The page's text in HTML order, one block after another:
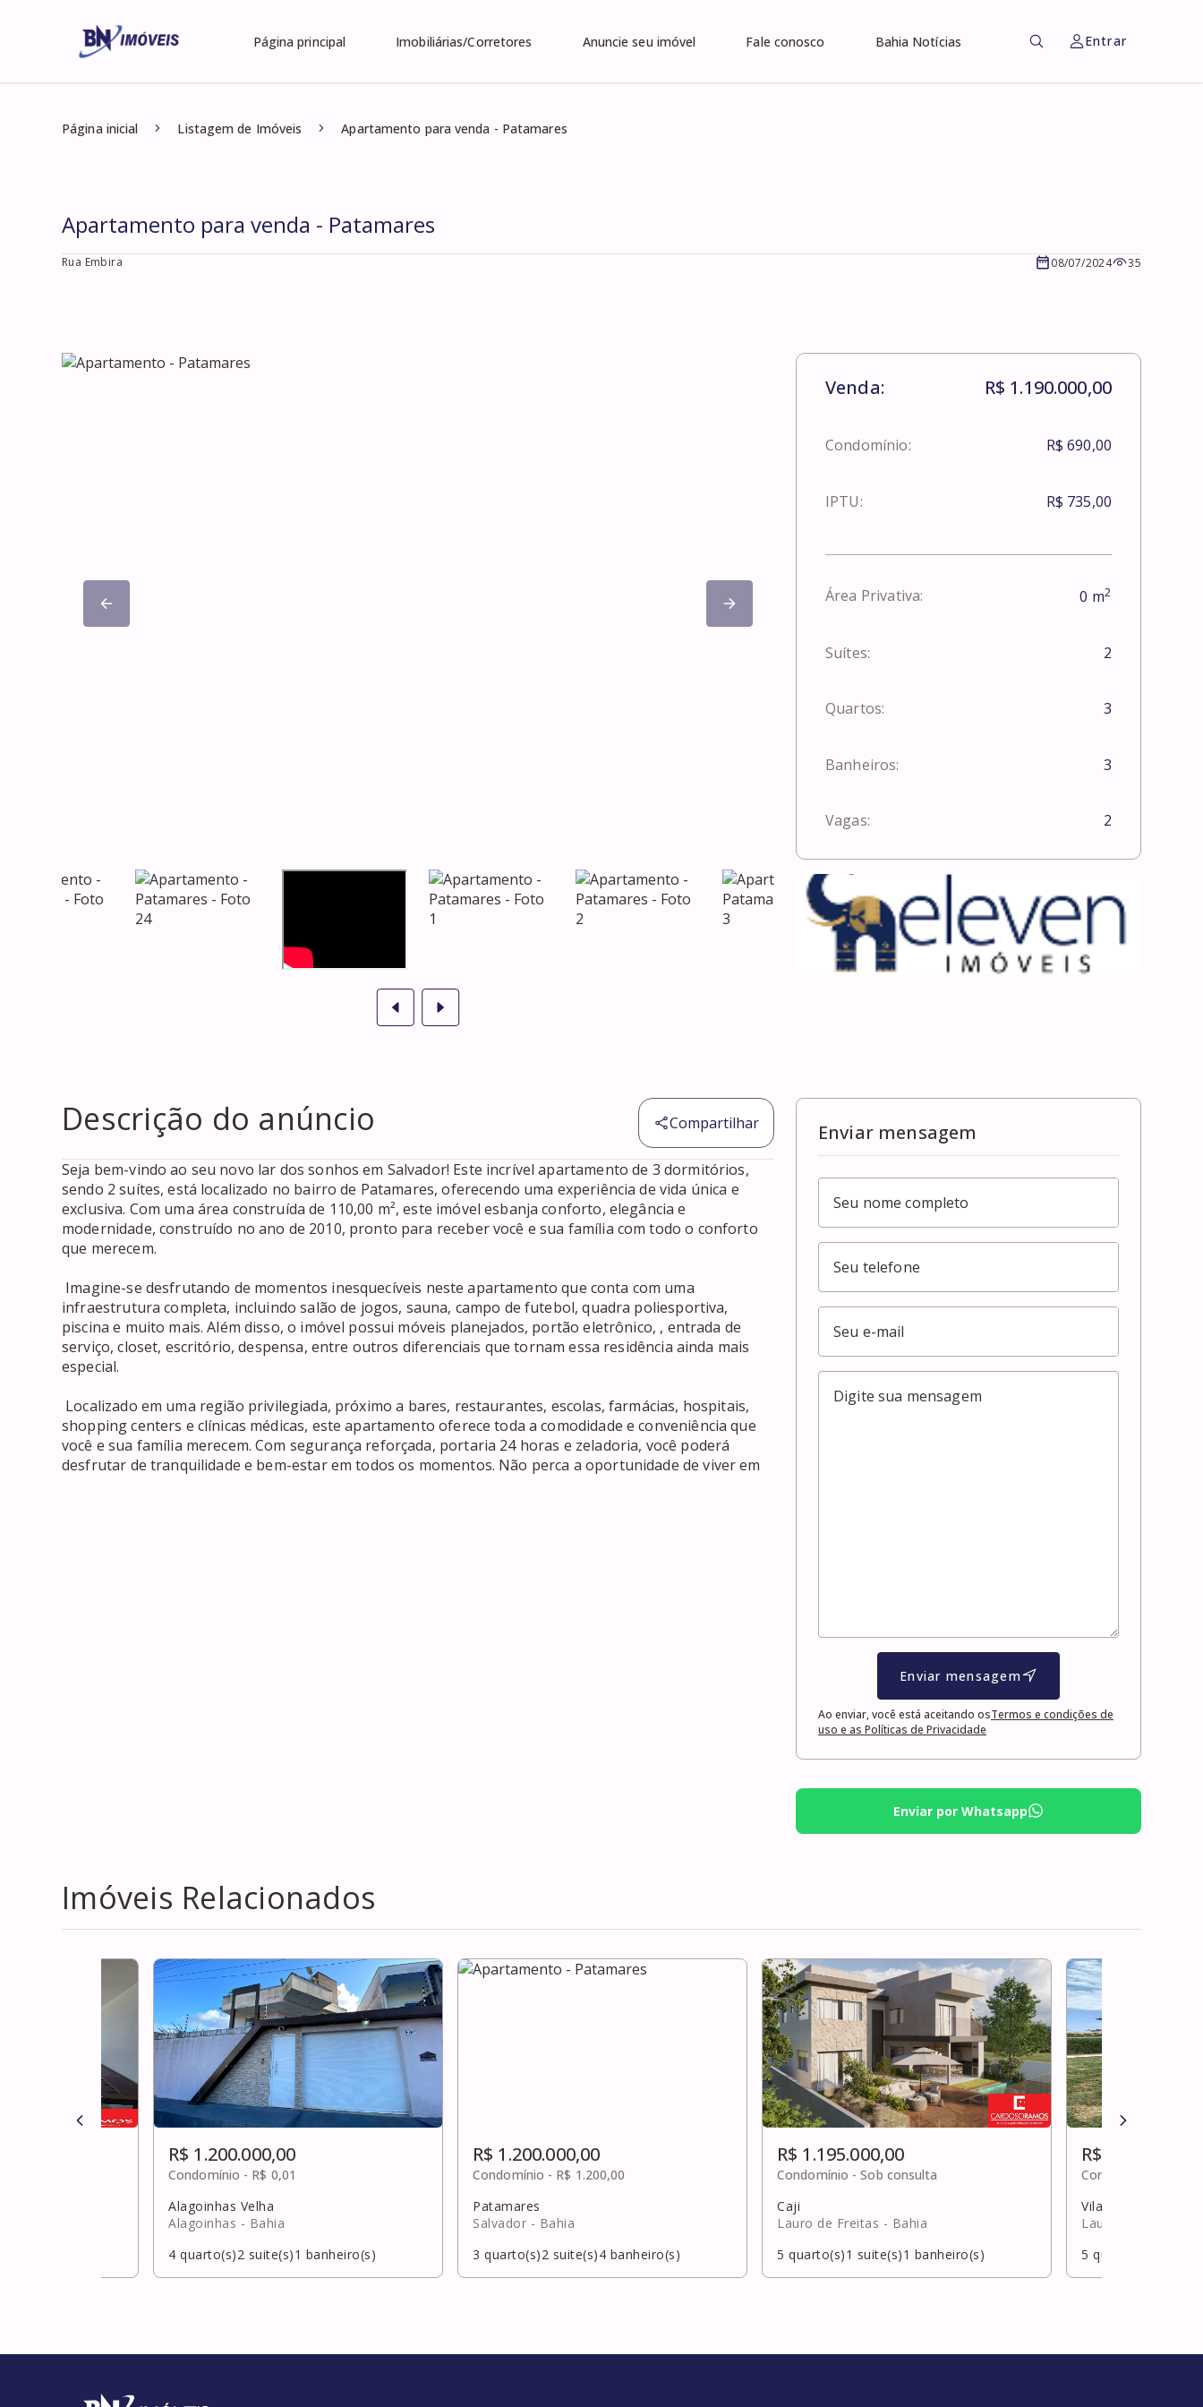
Página principal Imobiliárias/Corretores Anuncie seu imóvel Fale conosco Bahia Notícias Entrar
Página inicial Listagem de Imóveis Apartamento para venda - Patamares
Apartamento para venda - Patamares
Rua Embira 08/07/2024 35
Venda: R$ 1.190.000,00
Condomínio: R$ 690,00
IPTU: R$ 735,00
Área Privativa: 0 m2
Suítes: 2
Quartos: 3
Banheiros: 3
Vagas: 2
Descrição do anúncio Compartilhar
Seja bem-vindo ao seu novo lar dos sonhos em Salvador! Este incrível apartamento de 3 dormitórios,
sendo 2 suítes, está localizado no bairro de Patamares, oferecendo uma experiência de vida única e
exclusiva. Com uma área construída de 110,00 m², este imóvel esbanja conforto, elegância e
modernidade, construído no ano de 2010, pronto para receber você e sua família com todo o conforto
que merecem.
infraestrutura completa, incluindo salão de jogos, sauna, campo de futebol, quadra poliesportiva,
piscina e muito mais. Além disso, o imóvel possui móveis planejados, portão eletrônico, , entrada de
serviço, closet, escritório, despensa, entre outros diferenciais que tornam essa residência ainda mais
especial.
shopping centers e clínicas médicas, este apartamento oferece toda a comodidade e conveniência que
você e sua família merecem. Com segurança reforçada, portaria 24 horas e zeladoria, você poderá
desfrutar de tranquilidade e bem-estar em todos os momentos. Não perca a oportunidade de viver em
Enviar mensagem
Enviar mensagem
Ao enviar, você está aceitando osTermos e condições de
uso e as Políticas de Privacidade
Enviar por Whatsapp
Imóveis Relacionados
R$ 1.200.000,00
Condomínio - R$ 0,01
Alagoinhas Velha
Alagoinhas - Bahia
4 quarto(s)2 suite(s)1 banheiro(s)
R$ 1.200.000,00
Condomínio - R$ 1.200,00
Patamares
Salvador - Bahia
3 quarto(s)2 suite(s)4 banheiro(s)
R$ 1.195.000,00
Condomínio -Sob consulta
Caji
Lauro de Freitas - Bahia
5 quarto(s)1 suite(s)1 banheiro(s)
R$
Condomínio -
Vilas do atlântico
Lauro de Freitas
5 quarto(s)